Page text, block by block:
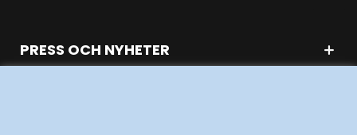
PRESS OCH NYHETER